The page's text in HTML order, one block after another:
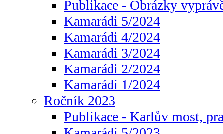
Publikace - Obrázky
Kamarádi 5/2024
Kamarádi 4/2024
Kamarádi 3/2024
Kamarádi 2/2024
Kamarádi 1/2024
Ročník 2023
Publikace - Karlův most,